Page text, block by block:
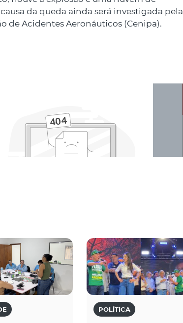
da queda ainda será investigada pela
de Acidentes Aeronáuticos (Cenipa).
POLÍTICA